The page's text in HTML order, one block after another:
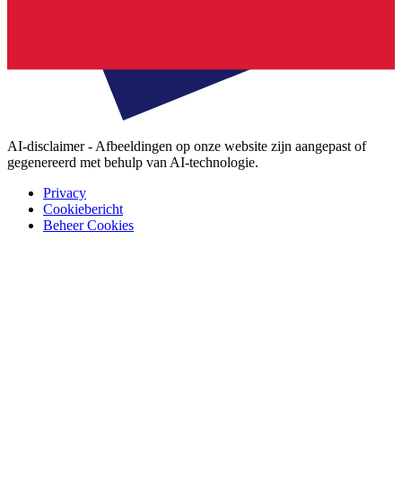
AI-disclaimer - Afbeeldingen op onze website zijn aangepast of
gegenereerd met behulp van AI-technologie.
Privacy
Cookiebericht
Beheer Cookies